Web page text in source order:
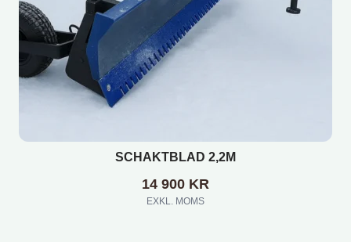
SCHAKTBLAD 2,2M
14 900 KR
EXKL. MOMS